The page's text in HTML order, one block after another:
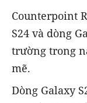
Counterpoint
S24 và dòng
trường trong
mẽ.
Dòng Galaxy